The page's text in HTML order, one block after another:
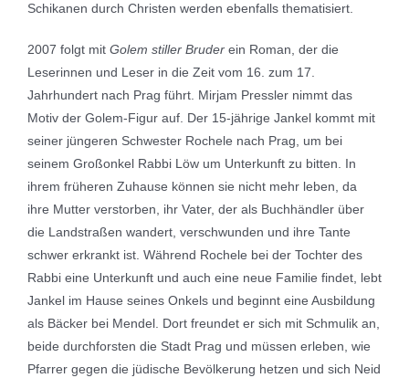
Schikanen durch Christen werden ebenfalls thematisiert.
2007 folgt mit Golem stiller Bruder ein Roman, der die
Leserinnen und Leser in die Zeit vom 16. zum 17.
Jahrhundert nach Prag führt. Mirjam Pressler nimmt das
Motiv der Golem-Figur auf. Der 15-jährige Jankel kommt mit
seiner jüngeren Schwester Rochele nach Prag, um bei
seinem Großonkel Rabbi Löw um Unterkunft zu bitten. In
ihrem früheren Zuhause können sie nicht mehr leben, da
ihre Mutter verstorben, ihr Vater, der als Buchhändler über
die Landstraßen wandert, verschwunden und ihre Tante
schwer erkrankt ist. Während Rochele bei der Tochter des
Rabbi eine Unterkunft und auch eine neue Familie findet, lebt
Jankel im Hause seines Onkels und beginnt eine Ausbildung
als Bäcker bei Mendel. Dort freundet er sich mit Schmulik an,
beide durchforsten die Stadt Prag und müssen erleben, wie
Pfarrer gegen die jüdische Bevölkerung hetzen und sich Neid